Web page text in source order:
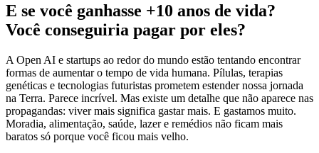
E se você ganhasse +10 anos de vida?
Você conseguiria pagar por eles?
A Open AI e startups ao redor do mundo estão tentando encontrar
formas de aumentar o tempo de vida humana. Pílulas, terapias
genéticas e tecnologias futuristas prometem estender nossa jornada
na Terra. Parece incrível. Mas existe um detalhe que não aparece nas
propagandas: viver mais significa gastar mais. E gastamos muito.
Moradia, alimentação, saúde, lazer e remédios não ficam mais
baratos só porque você ficou mais velho.